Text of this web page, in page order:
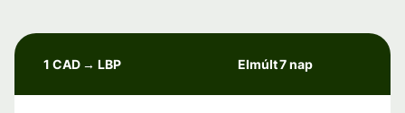
1 CAD → LBP Elmúlt 7 nap